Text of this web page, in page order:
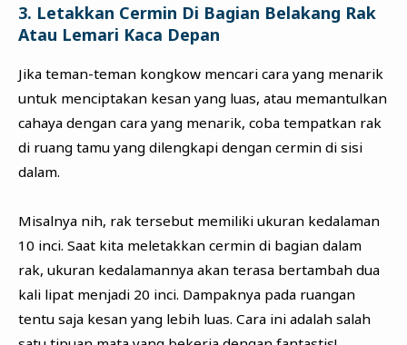
3. Letakkan Cermin Di Bagian Belakang Rak
Atau Lemari Kaca Depan
Jika teman-teman kongkow mencari cara yang menarik
untuk menciptakan kesan yang luas, atau memantulkan
cahaya dengan cara yang menarik, coba tempatkan rak
di ruang tamu yang dilengkapi dengan cermin di sisi
dalam.
Misalnya nih, rak tersebut memiliki ukuran kedalaman
10 inci. Saat kita meletakkan cermin di bagian dalam
rak, ukuran kedalamannya akan terasa bertambah dua
kali lipat menjadi 20 inci. Dampaknya pada ruangan
tentu saja kesan yang lebih luas. Cara ini adalah salah